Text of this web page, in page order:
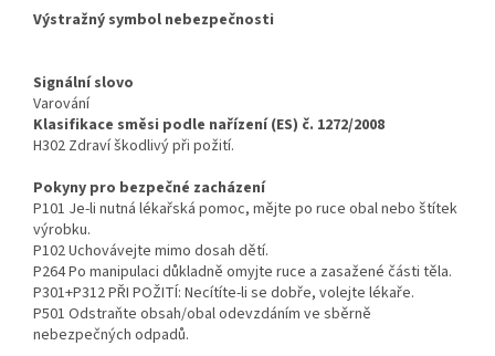
Výstražný symbol nebezpečnosti
Signální slovo
Varování
Klasifikace směsi podle nařízení (ES) č. 1272/2008
H302 Zdraví škodlivý při požití.
Pokyny pro bezpečné zacházení
P101 Je-li nutná lékařská pomoc, mějte po ruce obal nebo štítek
výrobku.
P102 Uchovávejte mimo dosah dětí.
P264 Po manipulaci důkladně omyjte ruce a zasažené části těla.
P301+P312 PŘI POŽITÍ: Necítíte-li se dobře, volejte lékaře.
P501 Odstraňte obsah/obal odevzdáním ve sběrně
nebezpečných odpadů.